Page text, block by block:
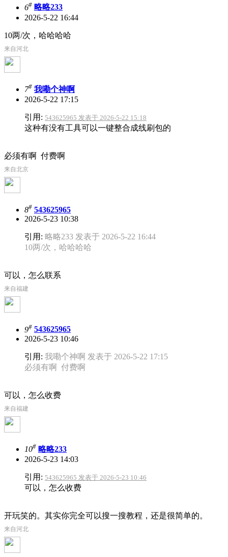
6# 略略233
2026-5-22 16:44
10两/次，哈哈哈哈
来自河北
7# 我嘞个神啊
2026-5-22 17:15
引用: 543625965 发表于 2026-5-22 15:18
这种有没有工具可以一键整合成线刷包的
必须有啊 付费啊
来自北京
8# 543625965
2026-5-23 10:38
引用: 略略233 发表于 2026-5-22 16:44
10两/次，哈哈哈哈
可以，怎么联系
来自福建
9# 543625965
2026-5-23 10:46
引用: 我嘞个神啊 发表于 2026-5-22 17:15
必须有啊 付费啊
可以，怎么收费
来自福建
10# 略略233
2026-5-23 14:03
引用: 543625965 发表于 2026-5-23 10:46
可以，怎么收费
开玩笑的。其实你完全可以搜一搜教程，还是很简单的。
来自河北